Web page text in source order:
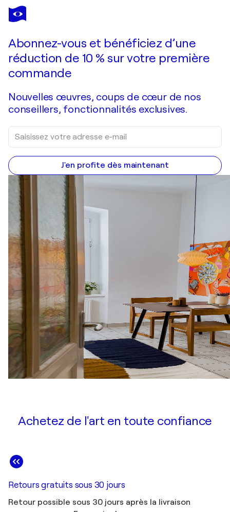
PAUL CÉSAR HELLEU
la duchesse de Marlborough
Abonnez-vous et bénéficiez d’une
réduction de 10 % sur votre première
commande
Nouvelles œuvres, coups de cœur de nos
conseillers, fonctionnalités exclusives.
J'en profite dès maintenant
Achetez de l'art en toute confiance
Retours gratuits sous 30 jours
Retour possible sous 30 jours après la livraison